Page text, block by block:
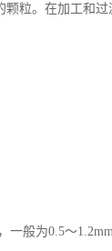
粒。在加工和
一般为0.5～